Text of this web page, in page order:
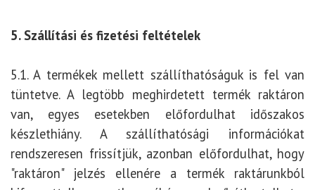
5. Szállítási és fizetési feltételek
5.1. A termékek mellett szállíthatóságuk is fel van
tüntetve. A legtöbb meghirdetett termék raktáron
van, egyes esetekben előfordulhat időszakos
készlethiány. A szállíthatósági információkat
rendszeresen frissítjük, azonban előfordulhat, hogy
"raktáron" jelzés ellenére a termék raktárunkból